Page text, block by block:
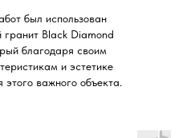
был использован
Black Diamond
благодаря своим
и эстетике
этого важного объекта.